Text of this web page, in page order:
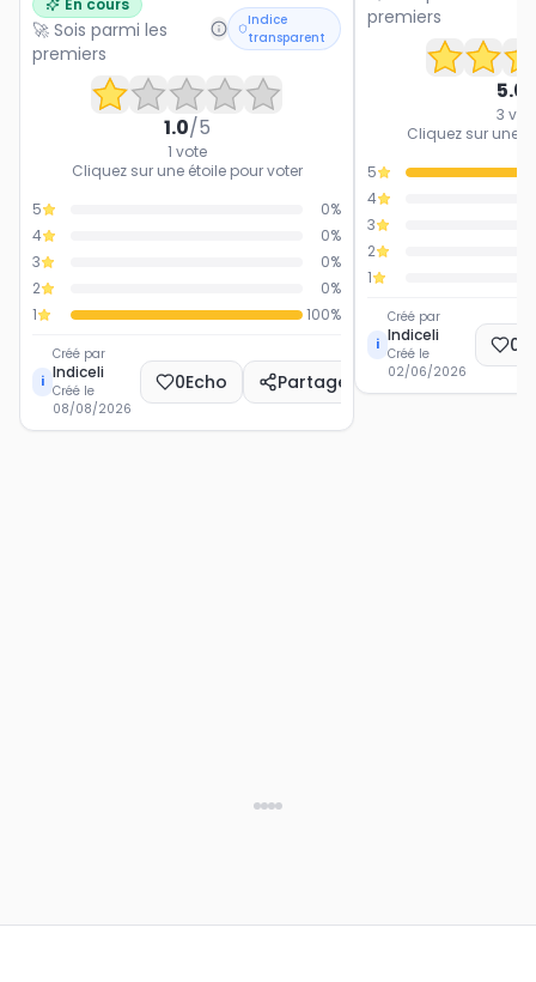
kilomètre pour les véhicules électriques,
afin de compenser la baisse des recettes
liées aux carburants fossiles. Une telle
mesure serait-elle équitable et efficace
pour l'avenir de la mobilité durable en
En cours
🚀 Sois parmi les
premiers
Indice
transparent
1.0/5
1 vote
Cliquez sur une étoile pour voter
5
0%
4
0%
3
0%
2
0%
1
100%
i
Créé par
Indiceli
Créé le
08/08/2026
0Echo Partager
premiers
5.0
3
Cliquez sur une
5
4
3
2
1
i
Créé par
Indiceli
Créé le
02/06/2026
0